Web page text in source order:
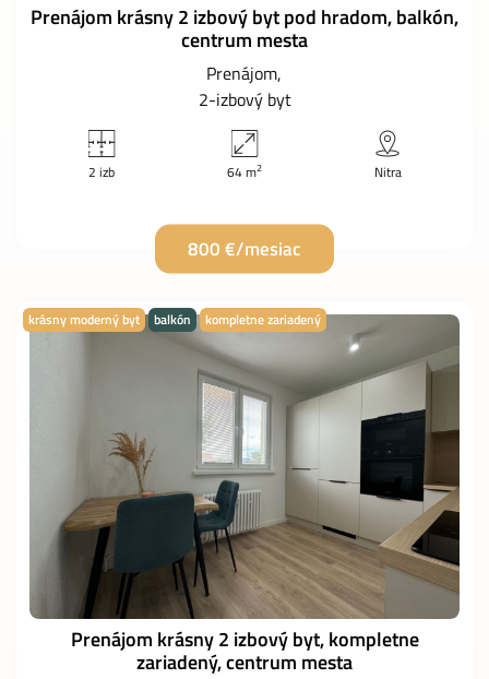
Prenájom krásny 2 izbový byt pod hradom, balkón,
centrum mesta
Prenájom
2-izbový byt
2 izb 64 m2 Nitra
800 €/mesiac
krásny moderný byt balkón kompletne zariadený
Prenájom krásny 2 izbový byt, kompletne
zariadený, centrum mesta